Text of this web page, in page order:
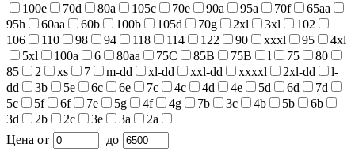
100e
70d 80a 105c 70e 90a 95a 70f
65aa
95h
60aa 60b 100b 105d 70g 2xl 3xl
102
106
110 98 94 118 114 122 90 xxxl 95
4xl
5xl
100a 6 80aa 75С 85В 75В l 75
80
85
2 xs 7 m-dd xl-dd xxl-dd xxxxl 2xl-dd
l-
dd
3b 5e 6c 6e 7c 4c 4d 4e 5d 6d
7d
5c
5f 6f 7e 5g 4f 4g 7b 3c 4b 5b
6b
3d
2b 2c 3e 3a
2a
Цена от до